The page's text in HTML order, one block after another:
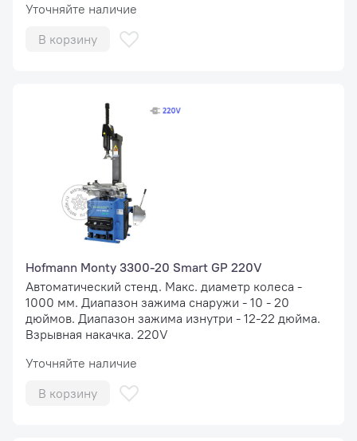
Уточняйте наличие
В корзину
Hofmann Monty 3300-20 Smart GP 220V
Автоматический стенд. Макс. диаметр колеса -
1000 мм. Диапазон зажима снаружи - 10 - 20
дюймов. Диапазон зажима изнутри - 12-22 дюйма.
Взрывная накачка. 220V
Уточняйте наличие
В корзину